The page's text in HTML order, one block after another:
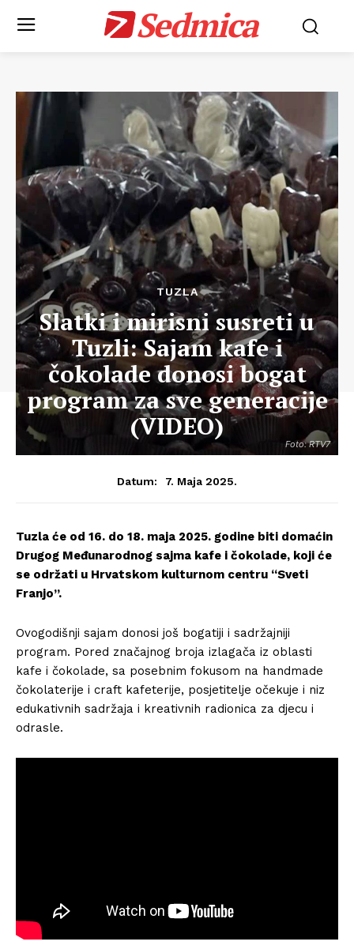
Sedmica
Foto: RTV7
TUZLA
Slatki i mirisni susreti u
Tuzli: Sajam kafe i
čokolade donosi bogat
program za sve generacije
(VIDEO)
Datum: 7. Maja 2025.
Tuzla će od 16. do 18. maja 2025. godine biti domaćin
Drugog Međunarodnog sajma kafe i čokolade, koji će
se održati u Hrvatskom kulturnom centru “Sveti
Franjo”.
Ovogodišnji sajam donosi još bogatiji i sadržajniji
program. Pored značajnog broja izlagača iz oblasti
kafe i čokolade, sa posebnim fokusom na handmade
čokolaterije i craft kafeterije, posjetitelje očekuje i niz
edukativnih sadržaja i kreativnih radionica za djecu i
odrasle.